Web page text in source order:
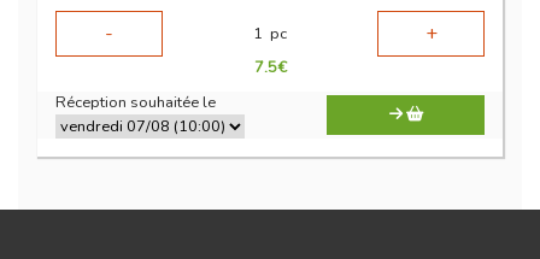
-
1 pc +
7.5€
Réception souhaitée le